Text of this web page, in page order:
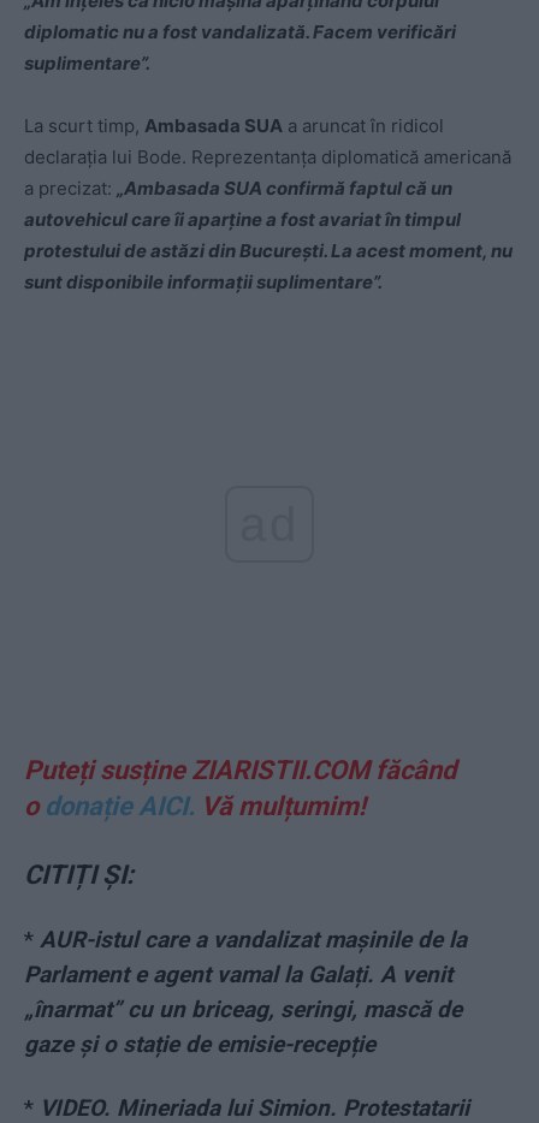
diplomatic nu a fost vandalizată. Facem verificări
suplimentare”.
La scurt timp, Ambasada SUA a aruncat în ridicol
declarația lui Bode. Reprezentanța diplomatică americană
a precizat: „Ambasada SUA confirmă faptul că un
autovehicul care îi aparține a fost avariat în timpul
protestului de astăzi din București. La acest moment, nu
sunt disponibile informații suplimentare”.
Puteți susține ZIARISTII.COM făcând
o donație AICI. Vă mulțumim!
CITIȚI ȘI:
* AUR-istul care a vandalizat mașinile de la
Parlament e agent vamal la Galați. A venit
„înarmat” cu un briceag, seringi, mască de
gaze și o stație de emisie-recepție
* VIDEO. Mineriada lui Simion. Protestatarii